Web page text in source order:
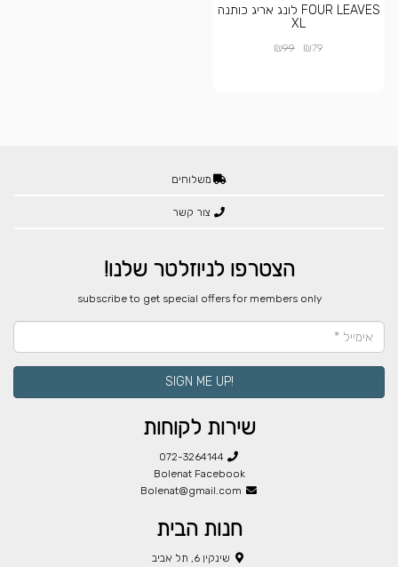
FOUR LEAVES לונג אריג כותנה
XL
₪79
₪99
משלוחים
צור קשר
הצטרפו לניוזלטר שלנו!
​subscribe to get special offers for members only
!SIGN ME UP
שירות לקוחות
072-3264144
Bolenat Facebook
Bolenat@gmail.com
חנות הבית
שינקין 6, תל אביב